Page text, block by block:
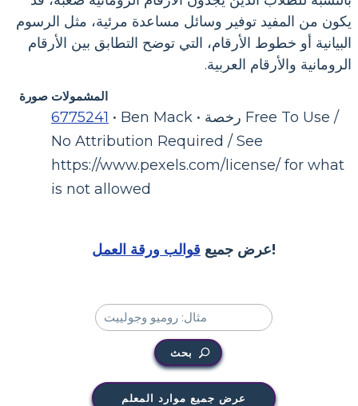
يكون من المفيد توفير وسائل مساعدة مرئية، مثل الرسوم
البيانية أو خطوط الأرقام، التي توضح التطابق بين الأرقام
الرومانية والأرقام العربية.
المشمولات صورة
6775241 • Ben Mack • رخصة Free To Use /
No Attribution Required / See
https://www.pexels.com/license/ for what
is not allowed
عرض جميع قوالب ورقة العمل !
بحث
عرض جميع موارد المعلم